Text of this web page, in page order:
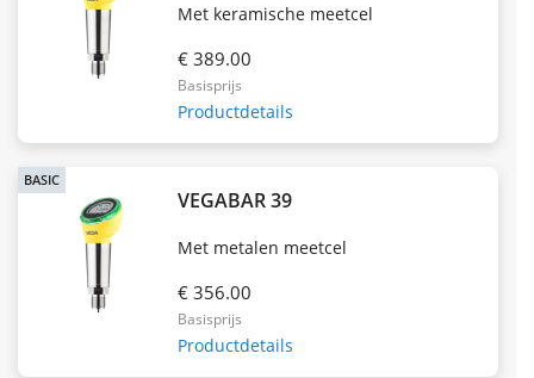
Met keramische meetcel
€ 389.00
Basisprijs
Productdetails
BASIC
VEGABAR 39
Met metalen meetcel
€ 356.00
Basisprijs
Productdetails